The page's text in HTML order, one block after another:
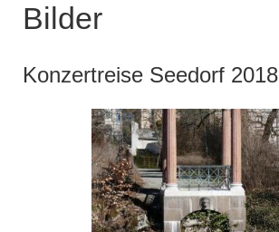
Bilder
Konzertreise Seedorf 2018